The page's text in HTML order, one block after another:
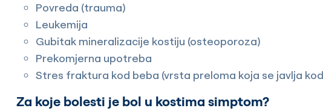
Povreda (trauma)
Leukemija
Gubitak mineralizacije kostiju (osteoporoza)
Prekomjerna upotreba
Stres fraktura kod beba (vrsta preloma koja se javlja
Za koje bolesti je bol u kostima simptom?